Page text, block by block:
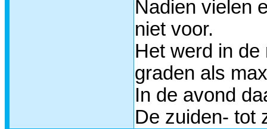
Nadien vielen
niet voor.
Het werd in
graden als
In de avond
De zuiden- tot